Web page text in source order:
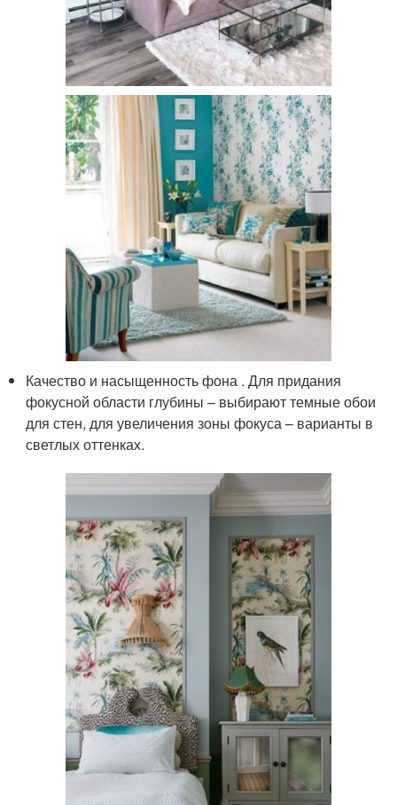
Качество и насыщенность фона . Для придания
фокусной области глубины – выбирают темные обои
для стен, для увеличения зоны фокуса – варианты в
светлых оттенках.